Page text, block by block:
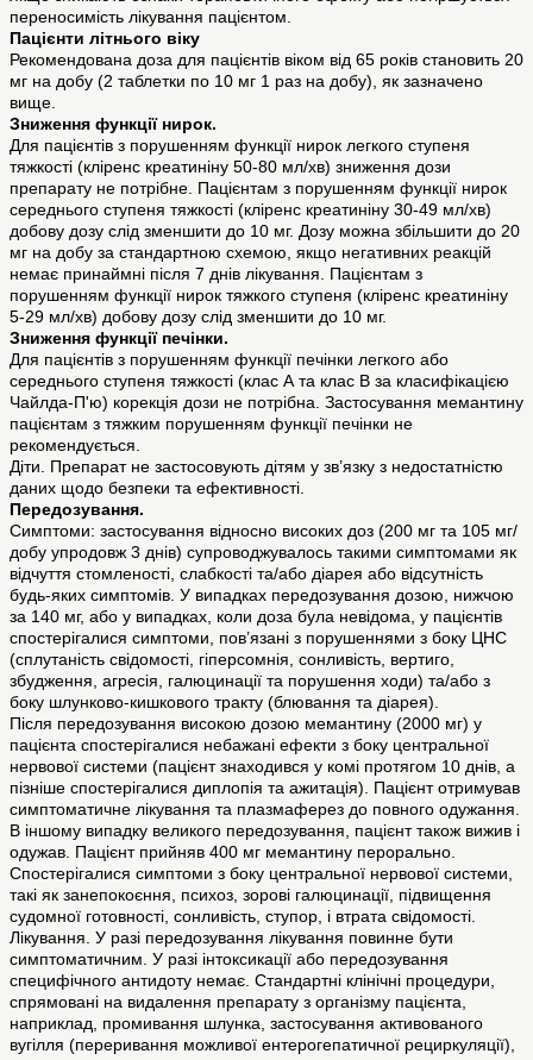
переносимість лікування пацієнтом.
Пацієнти літнього віку
Рекомендована доза для пацієнтів віком від 65 років становить 20
мг на добу (2 таблетки по 10 мг 1 раз на добу), як зазначено
вище.
Зниження функції нирок.
Для пацієнтів з порушенням функції нирок легкого ступеня
тяжкості (кліренс креатиніну 50-80 мл/хв) зниження дози
препарату не потрібне. Пацієнтам з порушенням функції нирок
середнього ступеня тяжкості (кліренс креатиніну 30-49 мл/хв)
добову дозу слід зменшити до 10 мг. Дозу можна збільшити до 20
мг на добу за стандартною схемою, якщо негативних реакцій
немає принаймні після 7 днів лікування. Пацієнтам з
порушенням функції нирок тяжкого ступеня (кліренс креатиніну
5-29 мл/хв) добову дозу слід зменшити до 10 мг.
Зниження функції печінки.
Для пацієнтів з порушенням функції печінки легкого або
середнього ступеня тяжкості (клас А та клас В за класифікацією
Чайлда-П'ю) корекція дози не потрібна. Застосування мемантину
пацієнтам з тяжким порушенням функції печінки не
рекомендується.
Діти. Препарат не застосовують дітям у зв’язку з недостатністю
даних щодо безпеки та ефективності.
Передозування.
Симптоми: застосування відносно високих доз (200 мг та 105 мг/
добу упродовж 3 днів) супроводжувалось такими симптомами як
відчуття стомленості, слабкості та/або діарея або відсутність
будь-яких симптомів. У випадках передозування дозою, нижчою
за 140 мг, або у випадках, коли доза була невідома, у пацієнтів
спостерігалися симптоми, пов’язані з порушеннями з боку ЦНС
(сплутаність свідомості, гіперсомнія, сонливість, вертиго,
збудження, агресія, галюцинації та порушення ходи) та/або з
боку шлунково-кишкового тракту (блювання та діарея).
Після передозування високою дозою мемантину (2000 мг) у
пацієнта спостерігалися небажані ефекти з боку центральної
нервової системи (пацієнт знаходився у комі протягом 10 днів, а
пізніше спостерігалися диплопія та ажитація). Пацієнт отримував
симптоматичне лікування та плазмаферез до повного одужання.
В іншому випадку великого передозування, пацієнт також вижив і
одужав. Пацієнт прийняв 400 мг мемантину перорально.
Спостерігалися симптоми з боку центральної нервової системи,
такі як занепокоєння, психоз, зорові галюцинації, підвищення
судомної готовності, сонливість, ступор, і втрата свідомості.
Лікування. У разі передозування лікування повинне бути
симптоматичним. У разі інтоксикації або передозування
специфічного антидоту немає. Стандартні клінічні процедури,
спрямовані на видалення препарату з організму пацієнта,
наприклад, промивання шлунка, застосування активованого
вугілля (переривання можливої ентерогепатичної рециркуляції),